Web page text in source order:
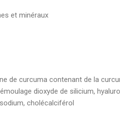
et minéraux
de curcuma contenant de la
dioxyde de silicium,
cholécalciférol